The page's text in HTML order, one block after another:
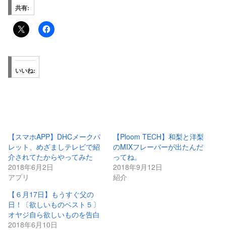
共有:
いいね:
【スマホAPP】DHCメークパ
レット、めざましテレビで紹
介されてたからやってみた
2018年6月2日
アプリ
【Ploom TECH】和梨と洋梨
のMIXフレーバーが出たんだ
ってね。
2018年9月12日
紹介
【６月17日】もうすぐ父の
日！〔欲しいものベスト５〕
オヤジ自ら欲しいものを告白
2018年6月10日